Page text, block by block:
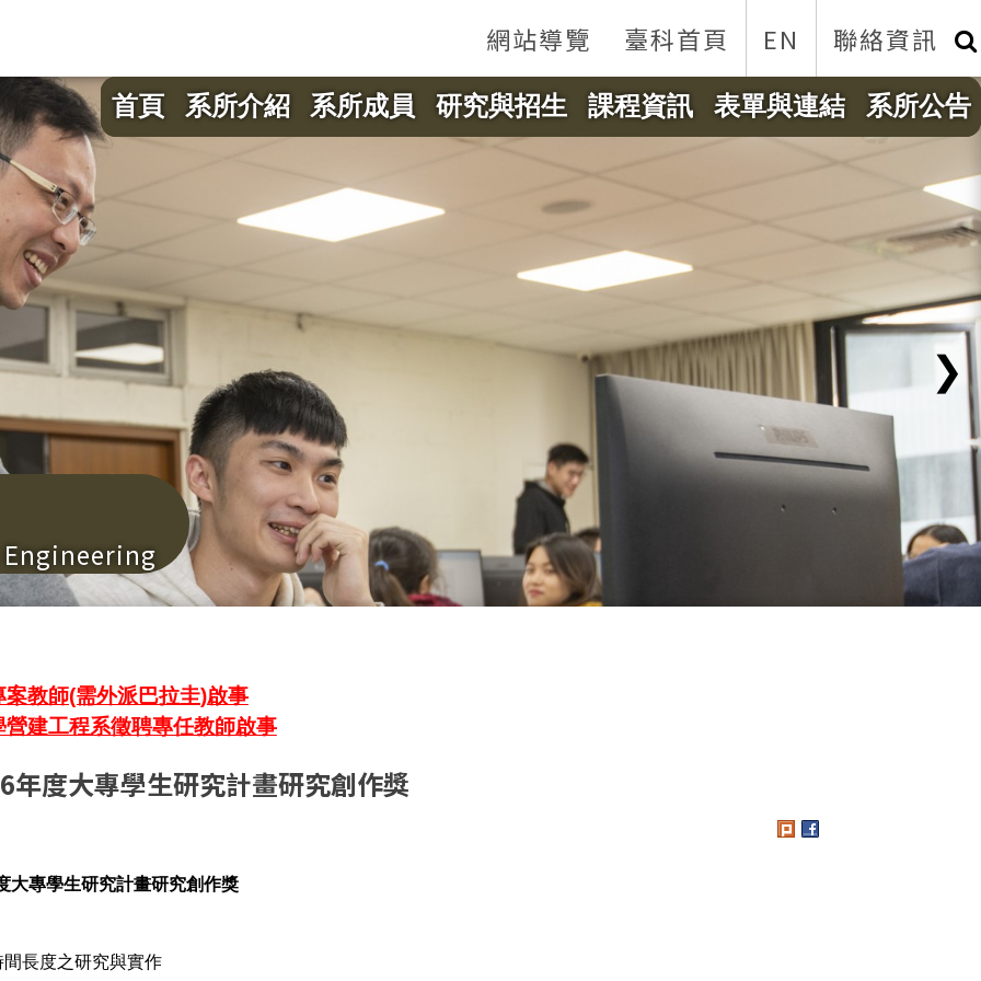
網站導覽 臺科首頁 EN 聯絡資訊
首頁 系所介紹 系所成員 研究與招生 課程資訊 表單與連結 系所公告
❯
教師(需外派巴拉圭)啟事
建工程系徵聘專任教師啟事
度大專學生研究計畫研究創作獎
大專學生研究計畫研究創作獎
長度之研究與實作